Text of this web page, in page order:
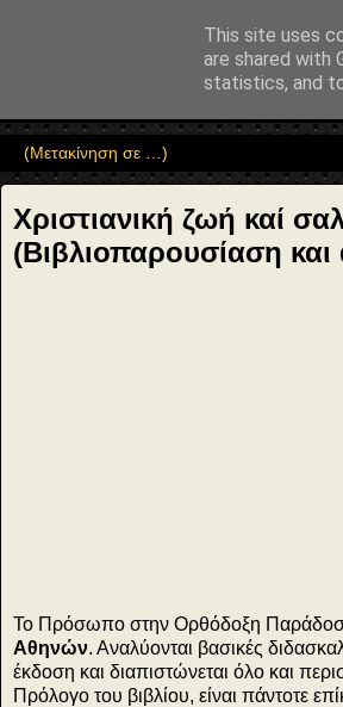
Αέναη
Χριστιανική ζωή καί
(Βιβλιοπαρουσίαση
Το Πρόσωπο στην Ορθόδοξη
Αθηνών. Αναλύονται βασικές
έκδοση και διαπιστώνεται όλο και
Πρόλογο του βιβλίου, είναι πάντοτε
This site uses
are shared with
statistics, and